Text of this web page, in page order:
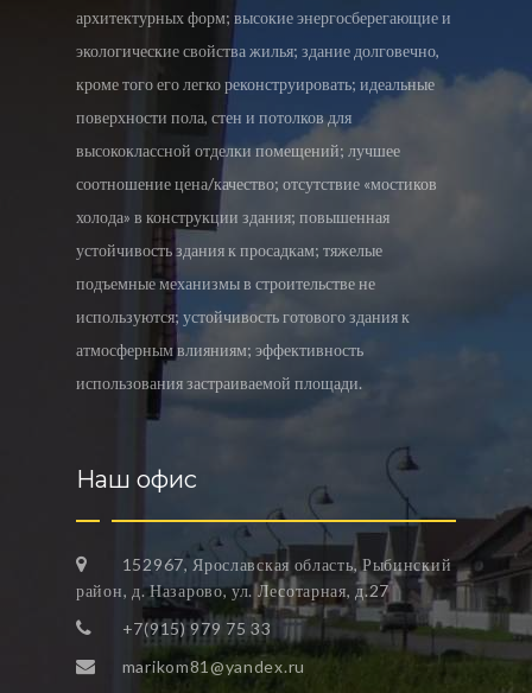
архитектурных форм; высокие энергосберегающие и
экологические свойства жилья; здание долговечно,
кроме того его легко реконструировать; идеальные
поверхности пола, стен и потолков для
высококлассной отделки помещений; лучшее
соотношение цена/качество; отсутствие «мостиков
холода» в конструкции здания; повышенная
устойчивость здания к просадкам; тяжелые
подъемные механизмы в строительстве не
используются; устойчивость готового здания к
атмосферным влияниям; эффективность
использования застраиваемой площади.
Наш офис
152967, Ярославская область, Рыбинский
район, д. Назарово, ул. Лесотарная, д.27
+7(915) 979 75 33
marikom81@yandex.ru